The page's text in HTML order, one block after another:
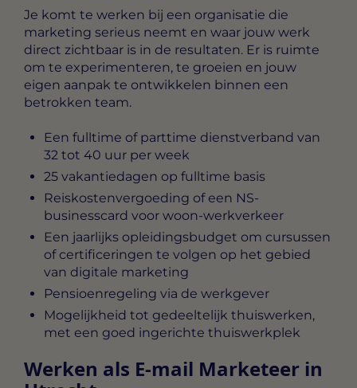
Je komt te werken bij een organisatie die
marketing serieus neemt en waar jouw werk
direct zichtbaar is in de resultaten. Er is ruimte
om te experimenteren, te groeien en jouw
eigen aanpak te ontwikkelen binnen een
betrokken team.
Een fulltime of parttime dienstverband van
32 tot 40 uur per week
25 vakantiedagen op fulltime basis
Reiskostenvergoeding of een NS-
businesscard voor woon-werkverkeer
Een jaarlijks opleidingsbudget om cursussen
of certificeringen te volgen op het gebied
van digitale marketing
Pensioenregeling via de werkgever
Mogelijkheid tot gedeeltelijk thuiswerken,
met een goed ingerichte thuiswerkplek
Werken als E-mail Marketeer in